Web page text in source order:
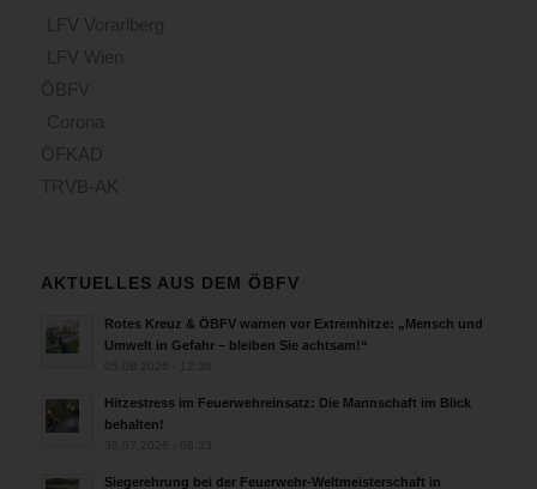
AKTUELLES AUS DEM ÖBFV
Rotes Kreuz & ÖBFV warnen vor Extremhitze: „Mensch und
Umwelt in Gefahr – bleiben Sie achtsam!“
Hitzestress im Feuerwehreinsatz: Die Mannschaft im Blick
behalten!
Siegerehrung bei der Feuerwehr-Weltmeisterschaft in